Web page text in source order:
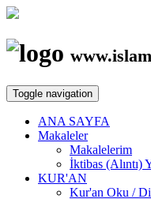
Toggle navigation
ANA SAYFA
Makaleler
Makalelerim
İktibas (Alıntı)
KUR'AN
Kur'an Oku /